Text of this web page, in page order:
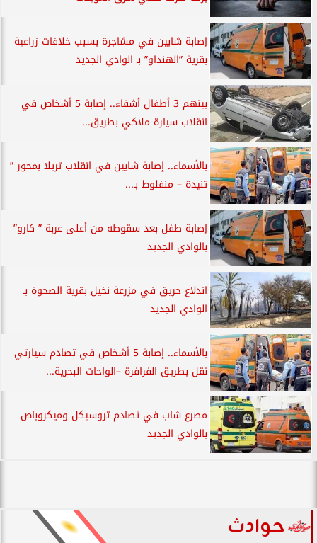
إصابة شابين في مشاجرة بسبب خلافات زراعية
بقرية ”الهنداو” بـ الوادي الجديد
بينهم 3 أطفال أشقاء.. إصابة 5 أشخاص في
انقلاب سيارة ملاكي بطريق...
بالأسماء.. إصابة شابين في انقلاب تريلا بمحور ”
تنيدة – منفلوط بـ...
إصابة طفل بعد سقوطه من أعلى عربة ” كارو”
بالوادي الجديد
اندلاع حريق في مزرعة نخيل بقرية الصحوة بـ
الوادي الجديد
بالأسماء.. إصابة 5 أشخاص في تصادم سيارتي
نقل بطريق الفرافرة –الواحات البحرية...
مصرع شاب في تصادم تروسيكل وميكروباص
بالوادي الجديد
حوادث